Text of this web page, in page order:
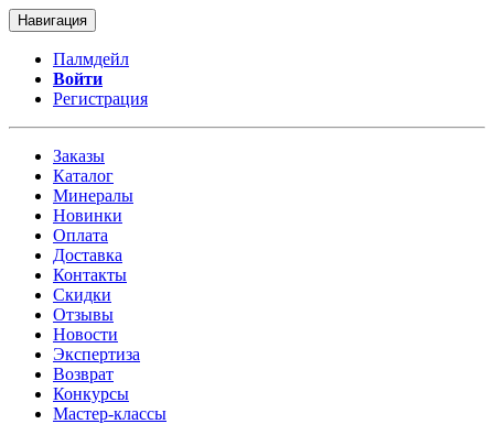
Навигация
Палмдейл
Войти
Регистрация
Заказы
Каталог
Минералы
Новинки
Оплата
Доставка
Контакты
Скидки
Отзывы
Новости
Экспертиза
Возврат
Конкурсы
Мастер-классы